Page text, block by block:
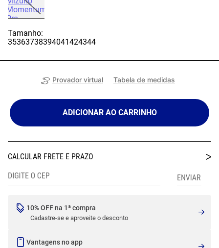
Tamanho:
35363738394041424344
Provador virtual Tabela de medidas
ADICIONAR AO CARRINHO
10% OFF na 1ª compra
Cadastre-se e aproveite o desconto
Vantagens no app